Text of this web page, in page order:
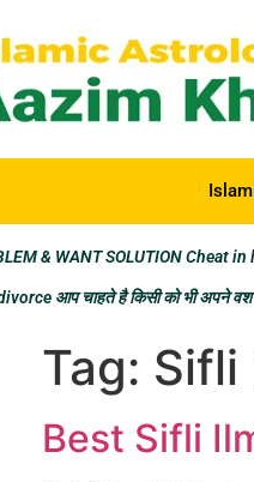
& WANT SOLUTION
आप चाहते है किसी को भी अपने
Tag: Sifli
Best Sifli